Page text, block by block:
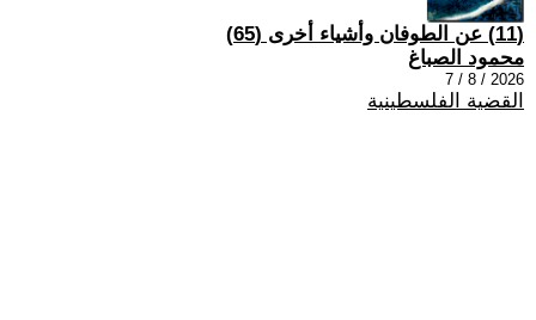
(11) عن الطوفان وأشياء أخرى (65)
محمود الصباغ
2026 / 8 / 7
القضية الفلسطينية